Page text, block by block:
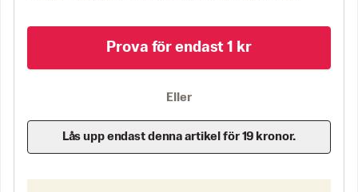
Prova för endast 1 kr
Eller
Lås upp endast denna artikel för 19 kronor.